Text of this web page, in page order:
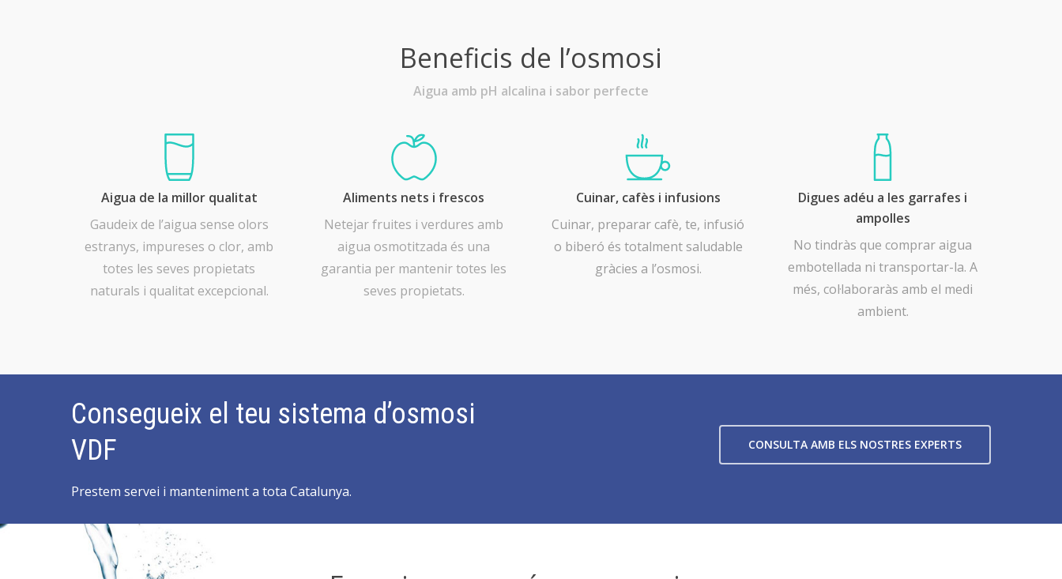
Beneficis de l’osmosi
Aigua amb pH alcalina i sabor perfecte
Aigua de la millor qualitat
Gaudeix de l’aigua sense olors
estranys, impureses o clor, amb
totes les seves propietats
naturals i qualitat excepcional.
Aliments nets i frescos
Netejar fruites i verdures amb
aigua osmotitzada és una
garantia per mantenir totes les
seves propietats.
Cuinar, cafès i infusions
Cuinar, preparar cafè, te, infusió
o biberó és totalment saludable
gràcies a l’osmosi.
Digues adéu a les garrafes i
ampolles
No tindràs que comprar aigua
embotellada ni transportar-la. A
més, col·laboraràs amb el medi
ambient.
Consegueix el teu sistema d’osmosi
VDF
Prestem servei i manteniment a tota Catalunya.
CONSULTA AMB ELS NOSTRES EXPERTS